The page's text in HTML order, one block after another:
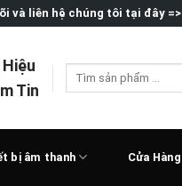
và liên hệ chúng tôi tại đây =>
Tin
Tìm
bị âm thanh Cửa Hàng